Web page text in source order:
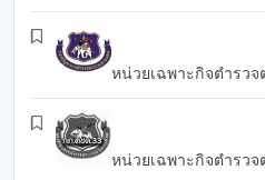
หน่วยเฉพาะกิจตำรว
หน่วยเฉพาะกิจตำรว